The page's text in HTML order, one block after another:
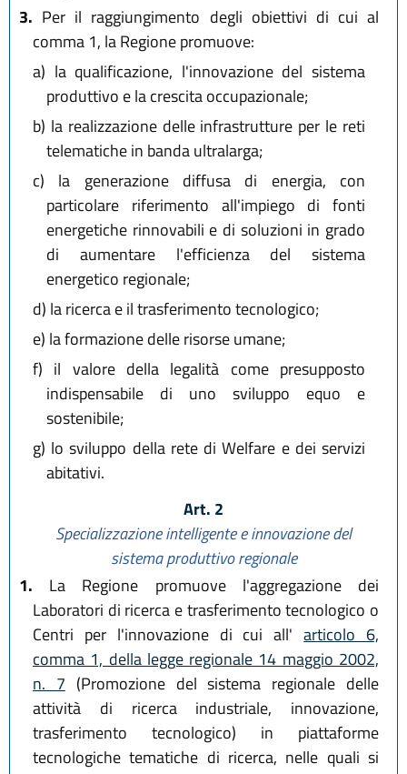
3. Per il raggiungimento degli obiettivi di cui al
comma 1, la Regione promuove:
a) la qualificazione, l'innovazione del sistema
produttivo e la crescita occupazionale;
b) la realizzazione delle infrastrutture per le reti
telematiche in banda ultralarga;
c) la generazione diffusa di energia, con
particolare riferimento all'impiego di fonti
energetiche rinnovabili e di soluzioni in grado
di aumentare l'efficienza del sistema
energetico regionale;
d) la ricerca e il trasferimento tecnologico;
e) la formazione delle risorse umane;
f) il valore della legalità come presupposto
indispensabile di uno sviluppo equo e
sostenibile;
g) lo sviluppo della rete di Welfare e dei servizi
abitativi.
Art. 2
Specializzazione intelligente e innovazione del
sistema produttivo regionale
1. La Regione promuove l'aggregazione dei
Laboratori di ricerca e trasferimento tecnologico o
Centri per l'innovazione di cui all'articolo 6,
comma 1, della legge regionale 14 maggio 2002,
n. 7 (Promozione del sistema regionale delle
attività di ricerca industriale, innovazione,
trasferimento tecnologico) in piattaforme
tecnologiche tematiche di ricerca, nelle quali si